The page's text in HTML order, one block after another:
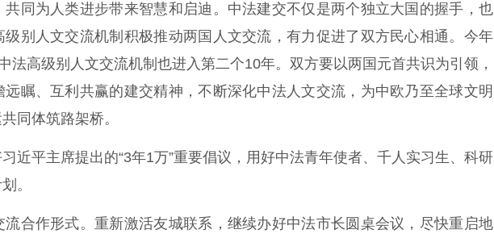
同为人类进步带来智慧和启迪。中法建交不仅是两个独立大国的握手，也
别人文交流机制积极推动两国人文交流，有力促进了双方民心相通。今年
法高级别人文交流机制也进入第二个10年。双方要以两国元首共识为引领，
瞩、互利共赢的建交精神，不断深化中法人文交流，为中欧乃至全球文明
同体筑路架桥。
平主席提出的“3年1万”重要倡议，用好中法青年使者、千人实习生、科研
。
作形式。重新激活友城联系，继续办好中法市长圆桌会议，尽快重启地